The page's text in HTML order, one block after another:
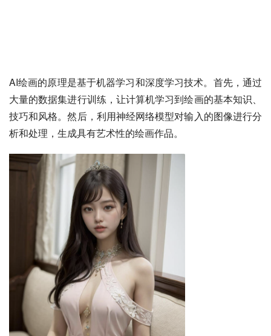
AI绘画的原理是基于机器学习和深度学习技术。首先，通过
大量的数据集进行训练，让计算机学习到绘画的基本知识、
技巧和风格。然后，利用神经网络模型对输入的图像进行分
析和处理，生成具有艺术性的绘画作品。